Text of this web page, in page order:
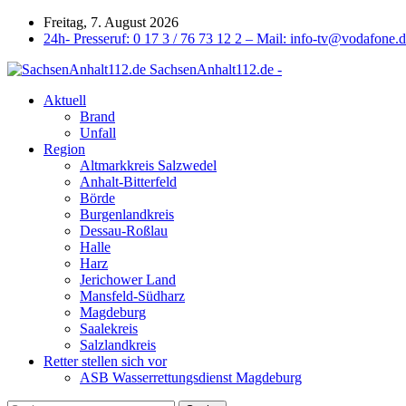
Freitag, 7. August 2026
24h- Presseruf: 0 17 3 / 76 73 12 2 – Mail: info-
SachsenAnhalt112.de -
Aktuell
Brand
Unfall
Region
Altmarkkreis Salzwedel
Anhalt-Bitterfeld
Börde
Burgenlandkreis
Dessau-Roßlau
Halle
Harz
Jerichower Land
Mansfeld-Südharz
Magdeburg
Saalekreis
Salzlandkreis
Retter stellen sich vor
ASB Wasserrettungsdienst Magdeburg